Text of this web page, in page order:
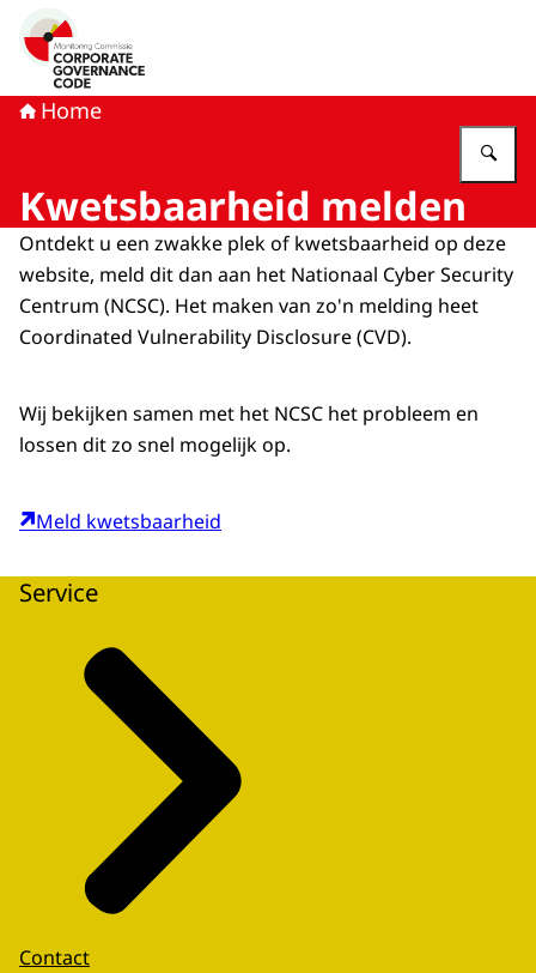
Naar de homepage van Monitoring Commissie
Home
Kwetsbaarheid melden
Ontdekt u een zwakke plek of kwetsbaarheid op deze
website, meld dit dan aan het Nationaal Cyber Security
Centrum (NCSC). Het maken van zo'n melding heet
Coordinated Vulnerability Disclosure(CVD).
Wij bekijken samen met het NCSC het probleem en
lossen dit zo snel mogelijk op.
Meld kwetsbaarheid
Service
Contact